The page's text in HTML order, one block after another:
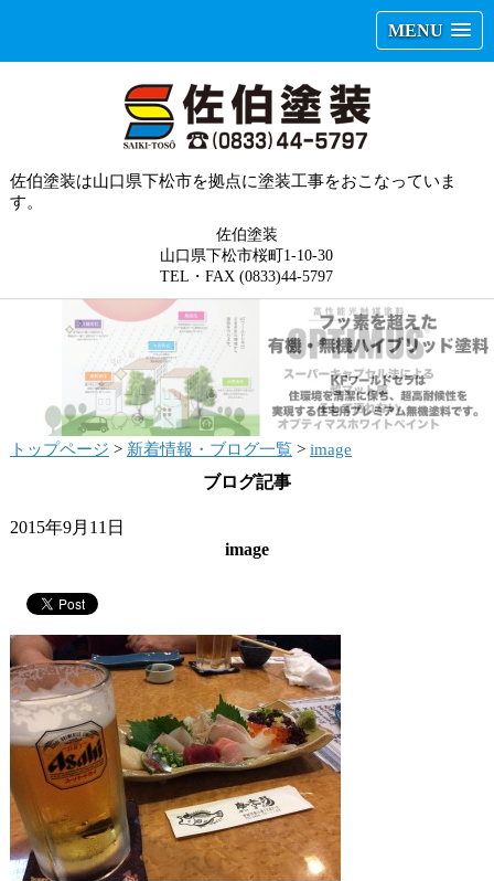
MENU
佐伯塗装は山口県下松市を拠点に塗装工事をおこなっていま
す。
佐伯塗装
山口県下松市桜町1-10-30
TEL・FAX (0833)44-5797
トップページ > 新着情報・ブログ一覧> image
ブログ記事
2015年9月11日
image